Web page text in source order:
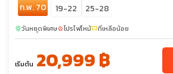
ก.พ. 70 19-22 25-28
sunnyวันหยุดพิเศษlocal_fire_departmentโปรไฟไหม้confirmation_numberที่เหลือน้อย
เริ่มต้น 20,999 ฿